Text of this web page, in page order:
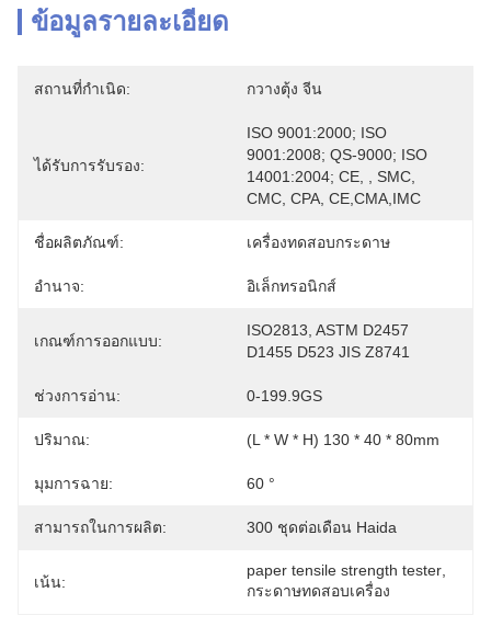
ข้อมูลรายละเอียด
สถานที่กำเนิด: กวางตุ้ง จีน
ได้รับการรับรอง:
ISO 9001:2000; ISO
9001:2008; QS-9000; ISO
14001:2004; CE, , SMC,
CMC, CPA, CE,CMA,IMC
ชื่อผลิตภัณฑ์: เครื่องทดสอบกระดาษ
อำนาจ: อิเล็กทรอนิกส์
เกณฑ์การออกแบบ:
ISO2813, ASTM D2457
D1455 D523 JIS Z8741
ช่วงการอ่าน: 0-199.9GS
ปริมาณ: (L * W * H) 130 * 40 * 80mm
มุมการฉาย: 60 °
สามารถในการผลิต: 300 ชุดต่อเดือน Haida
เน้น:
paper tensile strength tester
กระดาษทดสอบเครื่อง